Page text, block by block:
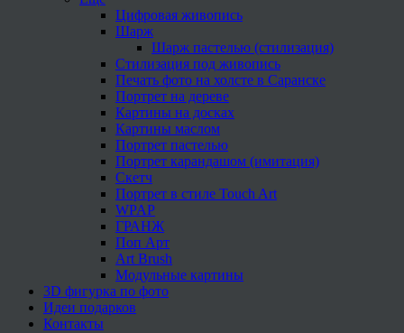
Цифровая живопись
Шарж
Шарж пастелью (стилизация)
Стилизация под живопись
Печать фото на холсте в Саранске
Портрет на дереве
Картины на досках
Картины маслом
Портрет пастелью
Портрет карандашом (имитация)
Скетч
Портрет в стиле Touch Art
WPAP
ГРАНЖ
Поп Арт
Art Brush
Модульные картины
3D фигурка по фото
Идеи подарков
Контакты